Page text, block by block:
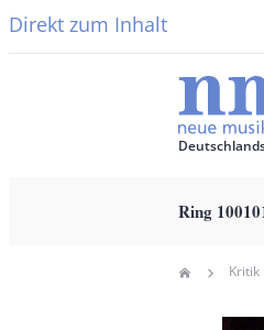
Direkt zum Inhalt
Ring
Home Kritik